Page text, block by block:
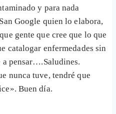
y para nada
Google quien lo elabora,
gente que cree que lo que
catalogar enfermedades sin
a pensar….Saludines.
nunca tuve, tendré que
Buen día.